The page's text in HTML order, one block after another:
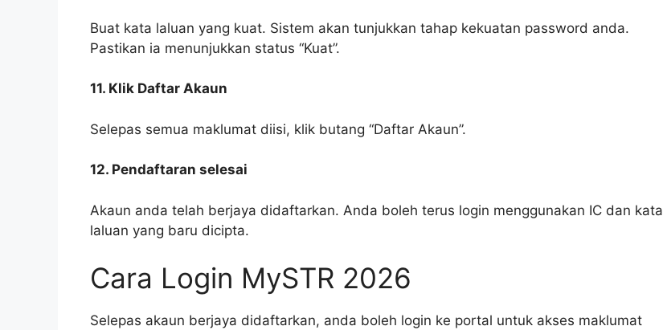
Buat kata laluan yang kuat. Sistem akan tunjukkan tahap kekuatan password anda.
Pastikan ia menunjukkan status “Kuat”.
11. Klik Daftar Akaun
Selepas semua maklumat diisi, klik butang “Daftar Akaun”.
12. Pendaftaran selesai
Akaun anda telah berjaya didaftarkan. Anda boleh terus login menggunakan IC dan kata
laluan yang baru dicipta.
Cara Login MySTR 2026
Selepas akaun berjaya didaftarkan, anda boleh login ke portal untuk akses maklumat